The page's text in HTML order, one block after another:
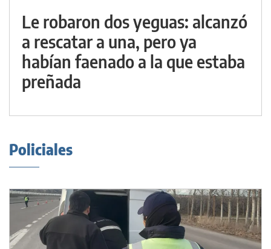
Le robaron dos yeguas: alcanzó
a rescatar a una, pero ya
habían faenado a la que estaba
preñada
Policiales